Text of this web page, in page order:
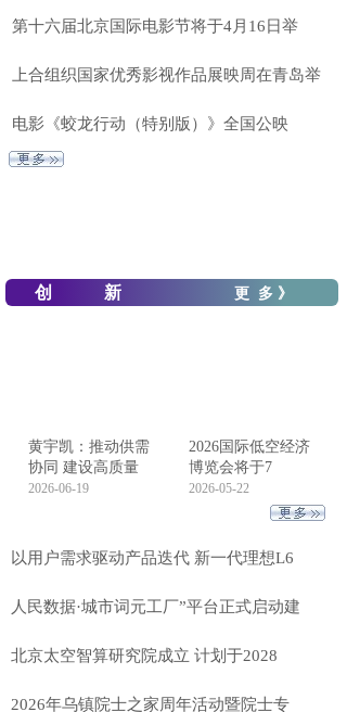
第十六届北京国际电影节将于4月16日举
上合组织国家优秀影视作品展映周在青岛举
电影《蛟龙行动（特别版）》全国公映
创 新 更 多 》
黄宇凯：推动供需
协同 建设高质量
2026-06-19
2026国际低空经济
博览会将于7
2026-05-22
以用户需求驱动产品迭代 新一代理想L6
人民数据·城市词元工厂”平台正式启动建
北京太空智算研究院成立 计划于2028
2026年乌镇院士之家周年活动暨院士专